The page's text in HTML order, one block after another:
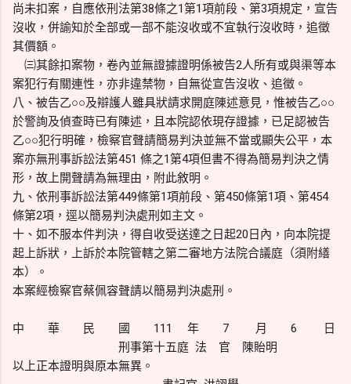
尚未扣案，自應依刑法第38條之1第1項前段、第3項規定，宣告
沒收，併諭知於全部或一部不能沒收或不宜執行沒收時，追徵
其價額。
㈢其餘扣案物，卷內並無證據證明係被告2人所有或與渠等本
案犯行有關連性，亦非違禁物，自無從宣告沒收、追徵。
八、被告乙○○及辯護人雖具狀請求開庭陳述意見，惟被告乙○○
於警詢及偵查時已有陳述，且本院認依現存證據，已足認被告
乙○○犯行明確，檢察官聲請簡易判決並無不當或顯失公平，本
案亦無刑事訴訟法第451 條之1第4項但書不得為簡易判決之情
形，故上開聲請為無理由，附此敘明。
九、依刑事訴訟法第449條第1項前段、第450條第1項、第454
條第2項，逕以簡易判決處刑如主文。
十、如不服本件判決，得自收受送達之日起20日內，向本院提
起上訴狀，上訴於本院管轄之第二審地方法院合議庭（須附繕
本）。
本案經檢察官蔡佩容聲請以簡易判決處刑。
中 華 民 國 111 年 7 月 6 日
刑事第十五庭 法 官 陳貽明
以上正本證明與原本無異。